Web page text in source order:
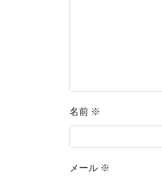
名前 ※
メール ※